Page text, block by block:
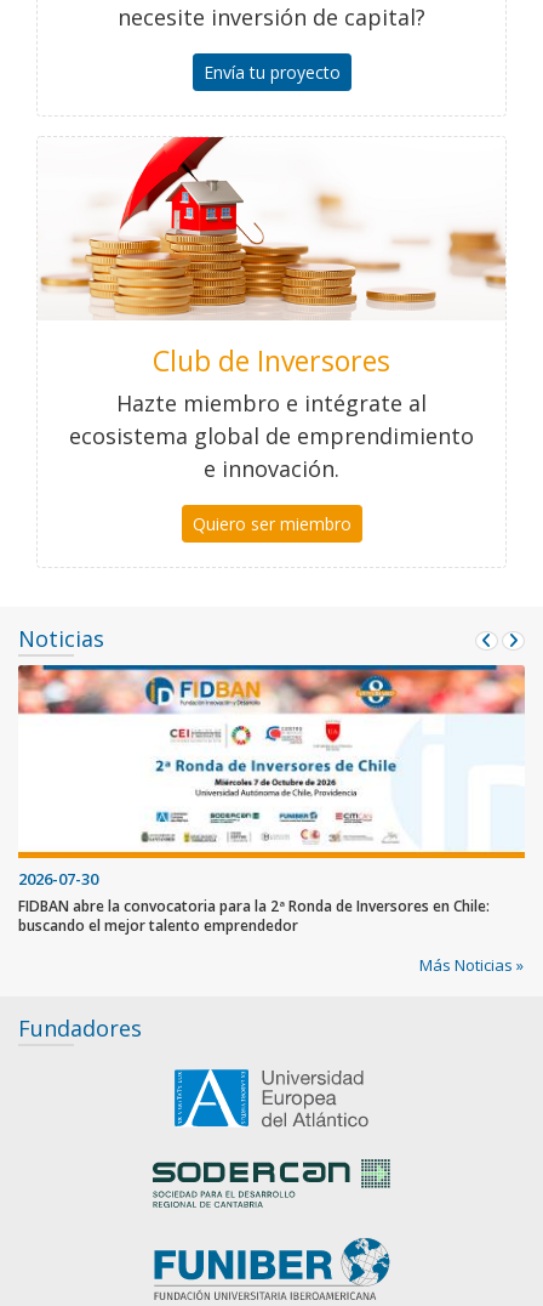
necesite inversión de capital?
Envía tu proyecto
Club de Inversores
Hazte miembro e intégrate al
ecosistema global de emprendimiento
e innovación.
Quiero ser miembro
Noticias
2026-07-30
FIDBAN abre la convocatoria para la 2ª Ronda de Inversores en Chile:
buscando el mejor talento emprendedor
Más Noticias »
Fundadores